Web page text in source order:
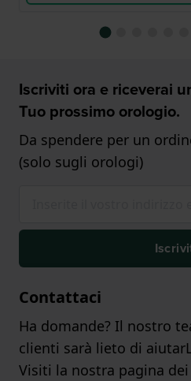
Iscriviti ora e riceverai
Tuo prossimo orologio.
Da spendere per un
(solo sugli orologi)
Contattaci
Ha domande? Il nostro
clienti sarà lieto di
Visiti la nostra pagina